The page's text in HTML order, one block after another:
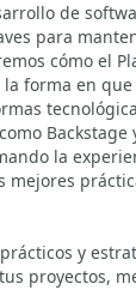
de
para
cómo el
forma en
Backstage
la
mejores
y
proyectos,